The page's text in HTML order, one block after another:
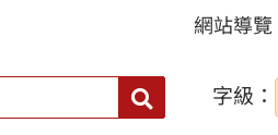
網站導覽
搜
字級：